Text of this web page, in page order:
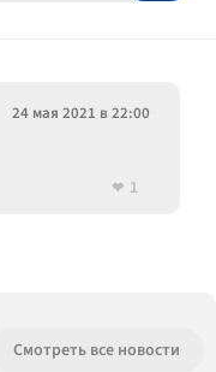
24 мая 2021 в 22:00
1
Смотреть все новости